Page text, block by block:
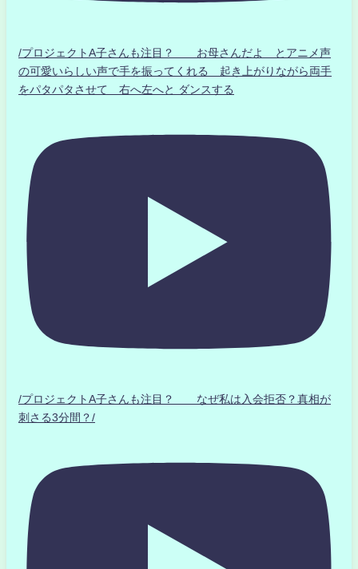
/プロジェクトA子さんも注目？ お母さんだよ とアニメ声
の可愛いらしい声で手を振ってくれる 起き上がりながら両手
をパタパタさせて 右へ左へと ダンスする
/プロジェクトA子さんも注目？ なぜ私は入会拒否？真相が
刺さる3分間？/